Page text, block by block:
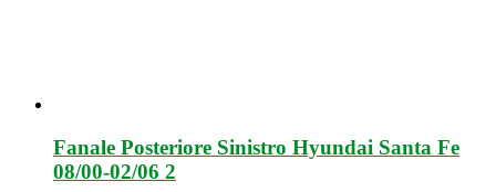
Fanale Posteriore Sinistro Hyundai Santa Fe
08/00-02/06 2